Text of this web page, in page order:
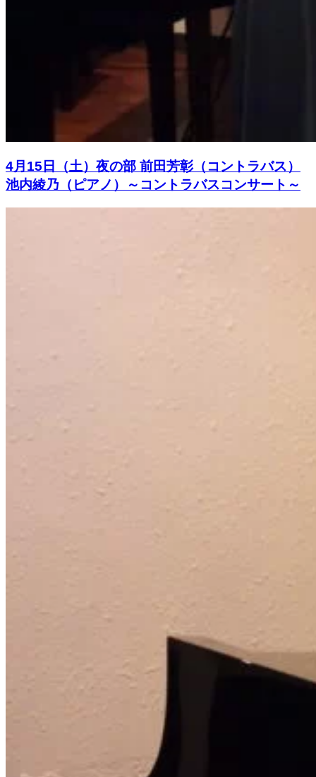
4月15日（土）夜の部 前田芳彰（コントラバス）
池内綾乃（ピアノ）～コントラバスコンサート～